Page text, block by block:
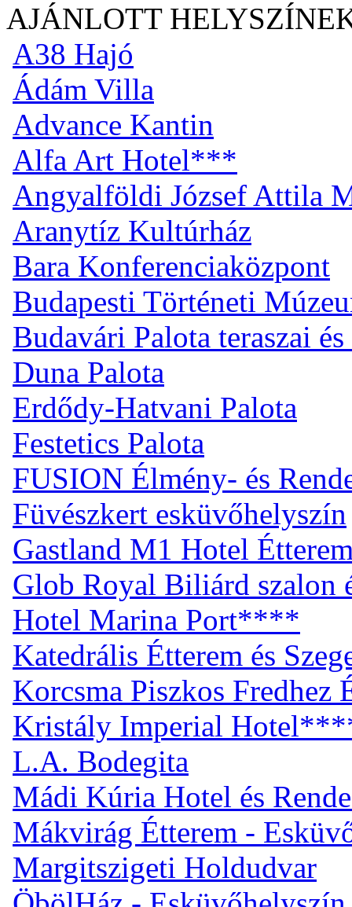
AJÁNLOTT
A38 Hajó
Ádám Villa
Advance Kantin
Alfa Art Hotel***
Angyalföldi József Attila
Aranytíz Kultúrház
Bara Konferenciaközpont
Budapesti Történeti
Budavári Palota teraszai
Duna Palota
Erdődy-Hatvani Palota
Festetics Palota
FUSION Élmény- és
Füvészkert esküvőhelyszín
Gastland M1 Hotel
Glob Royal Biliárd szalon
Hotel Marina Port****
Katedrális Étterem és
Korcsma Piszkos Fredhez
Kristály Imperial
L.A. Bodegita
Mádi Kúria Hotel és
Mákvirág Étterem -
Margitszigeti Holdudvar